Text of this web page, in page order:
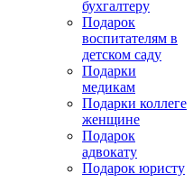
бухгалтеру
Подарок
воспитателям в
детском саду
Подарки
медикам
Подарки коллеге
женщине
Подарок
адвокату
Подарок юристу